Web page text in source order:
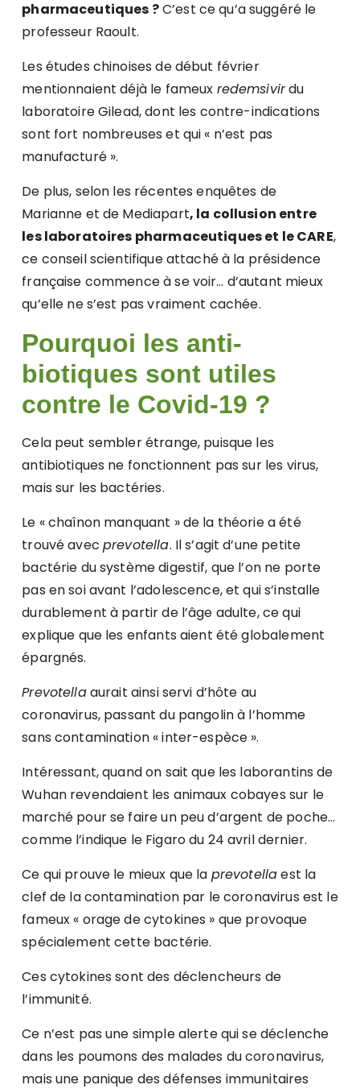
pharmaceutiques ?C’est ce qu’a suggéré le
professeur Raoult.
Les études chinoises de début février
mentionnaient déjà le fameux redemsivirdu
laboratoire Gilead, dont les contre-indications
sont fort nombreuses et qui « n’est pas
manufacturé ».
De plus, selon les récentes enquêtes de
Marianne et de Mediapart, la collusion entre
les laboratoires pharmaceutiques et le CARE,
ce conseil scientifique attaché à la présidence
française commence à se voir… d’autant mieux
qu’elle ne s’est pas vraiment cachée.
Pourquoi les anti-
biotiques sont utiles
contre le Covid-19 ?
Cela peut sembler étrange, puisque les
antibiotiques ne fonctionnent pas sur les virus,
mais sur les bactéries.
Le « chaînon manquant » de la théorie a été
trouvé avecprevotella. Il s’agit d’une petite
bactérie du système digestif, que l’on ne porte
pas en soi avant l’adolescence, et qui s’installe
durablement à partir de l’âge adulte, ce qui
explique que les enfants aient été globalement
épargnés.
Prevotellaaurait ainsi servi d’hôte au
coronavirus, passant du pangolin à l’homme
sans contamination « inter-espèce ».
Intéressant, quand on sait que les laborantins de
Wuhan revendaient les animaux cobayes sur le
marché pour se faire un peu d’argent de poche…
comme l’indique le Figaro du 24 avril dernier.
Ce qui prouve le mieux que la prevotellaest la
clef de la contamination par le coronavirus est le
fameux « orage de cytokines » que provoque
spécialement cette bactérie.
Ces cytokines sont des déclencheurs de
l’immunité.
Ce n’est pas une simple alerte qui se déclenche
dans les poumons des malades du coronavirus,
mais une panique des défenses immunitaires